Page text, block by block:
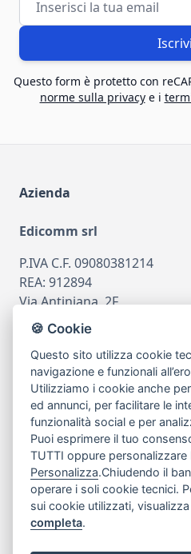
Questo form è protetto con
norme sulla privacye i
Azienda
Edicomm srl
P.IVA C.F. 09080381214
REA: 912894
Via Antiniana, 2F
80078 Pozzuoli
tel081.7515380
emailinfo@edicomm.it
Assistenza Clienti
Chi siamo
My Account
🍪 Cookie
Questo sito utilizza cookie
navigazione e funzionali
Utilizziamo i cookie anche
ed annunci, per facilitare le
funzionalità social e per
Puoi esprimere il tuo
TUTTI oppure
Personalizza.Chiudendo il
operare i soli cookie tecnici.
sui cookie utilizzati,
completa.